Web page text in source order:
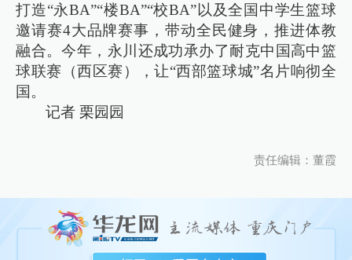
打造“永BA”“楼BA”“校BA”以及全国中学生篮球
邀请赛4大品牌赛事，带动全民健身，推进体教
融合。今年，永川还成功承办了耐克中国高中篮
球联赛（西区赛），让“西部篮球城”名片响彻全
国。
记者 栗园园
责任编辑：董霞